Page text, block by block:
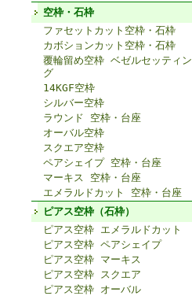
空枠・石枠
ファセットカット空枠・石枠
カボションカット空枠・石枠
覆輪留め空枠 ベゼルセッティン
グ
14KGF空枠
シルバー空枠
ラウンド 空枠・台座
オーバル空枠
スクエア空枠
ペアシェイプ 空枠・台座
マーキス 空枠・台座
エメラルドカット 空枠・台座
ピアス空枠（石枠）
ピアス空枠 エメラルドカット
ピアス空枠 ペアシェイプ
ピアス空枠 マーキス
ピアス空枠 スクエア
ピアス空枠 オーバル